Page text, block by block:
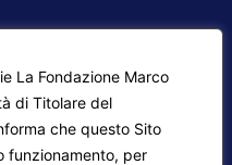
La Fondazione Marco
di Titolare del
che questo Sito
funzionamento, per